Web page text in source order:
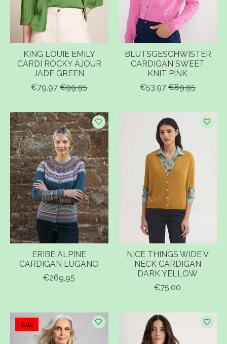
KING LOUIE EMILY
CARDI ROCKY AJOUR
JADE GREEN
€79,97 €99,95
BLUTSGESCHWISTER
CARDIGAN SWEET
KNIT PINK
€53,97 €89,95
ERIBE ALPINE
CARDIGAN LUGANO
€269,95
NICE THINGS WIDE V
NECK CARDIGAN
DARK YELLOW
€75,00
Sale